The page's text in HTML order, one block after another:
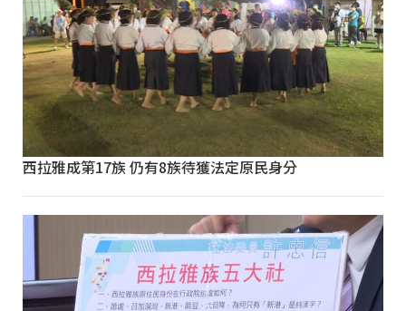
西拉雅成第17族 仍有8族待獲法定原民身分